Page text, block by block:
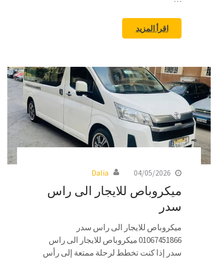
اقرأ المزيد
04/05/2026
Dalia
ميكروباص للايجار الى راس
سدر
ميكروباص للايجار الى راس سدر
01067451866 ميكروباص للايجار الى راس
سدر إذا كنت تخطط لرحلة ممتعة إلى رأس